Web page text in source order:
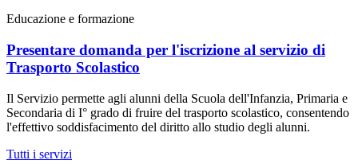
Educazione e formazione
Presentare domanda per l'iscrizione al servizio di
Trasporto Scolastico
Il Servizio permette agli alunni della Scuola dell'Infanzia, Primaria e
Secondaria di I° grado di fruire del trasporto scolastico, consentendo
l'effettivo soddisfacimento del diritto allo studio degli alunni.
Tutti i servizi